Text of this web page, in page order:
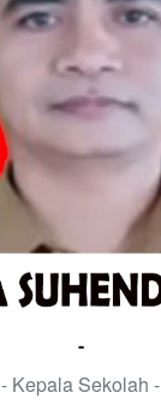
-
- Kepala Sekolah -